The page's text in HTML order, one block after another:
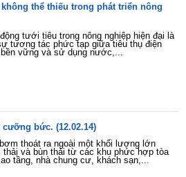
thể thiếu trong phát triển nông
tưới tiêu trong nông nghiệp hiện đại là
tương tác phức tạp giữa tiêu thụ điện
vững và sử dụng nước,...
cưỡng bức. (12.02.14)
thoát ra ngoài một khối lượng lớn
và bùn thải từ các khu phức hợp tòa
tầng, nhà chung cư, khách sạn,...